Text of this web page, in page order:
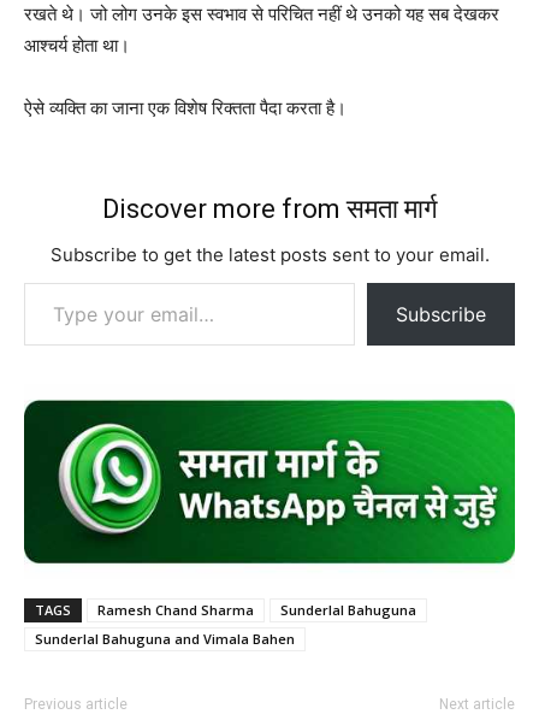
रखते थे। जो लोग उनके इस स्वभाव से परिचित नहीं थे उनको यह सब देखकर
आश्चर्य होता था।
ऐसे व्यक्ति का जाना एक विशेष रिक्तता पैदा करता है।
Discover more from समता मार्ग
Subscribe to get the latest posts sent to your email.
Type your email…
Subscribe
TAGS Ramesh Chand Sharma
Sunderlal Bahuguna
Sunderlal Bahuguna and Vimala Bahen
Previous article Next article